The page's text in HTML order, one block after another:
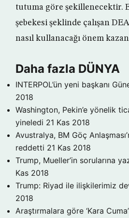
tutuma göre şekillenecektir.
şebekesi şeklinde çalışan
nasıl kullanacağı önem
Daha fazla DÜNYA
INTERPOL’ün yeni başkanı
2018
Washington, Pekin’e yönelik
yineledi 21 Kas 2018
Avustralya, BM Göç
reddetti 21 Kas 2018
Trump, Mueller’in sorularına
Kas 2018
Trump: Riyad ile ilişkilerimiz
2018
Araştırmalara göre ‘Kara